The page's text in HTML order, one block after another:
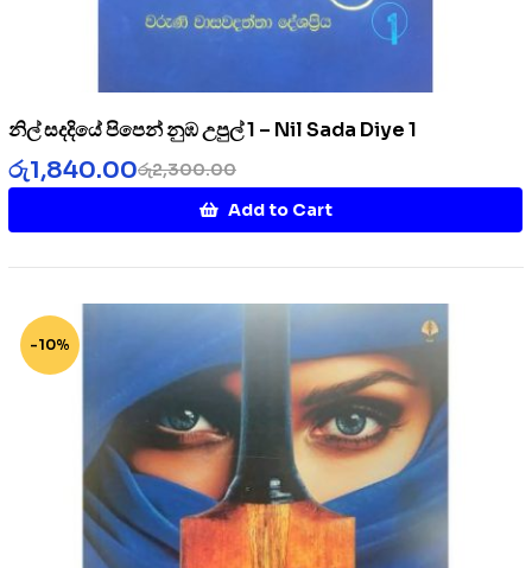
නිල් සදදියේ පිපෙන් නුඹ උපුල් 1 – Nil Sada Diye 1
රු2,300.00
රු1,840.00
Add to Cart
-10%